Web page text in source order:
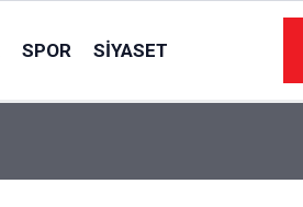
SPOR SIYASET